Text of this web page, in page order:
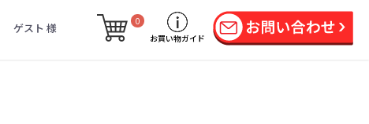
ゲスト 様
0
お買い物ガイド